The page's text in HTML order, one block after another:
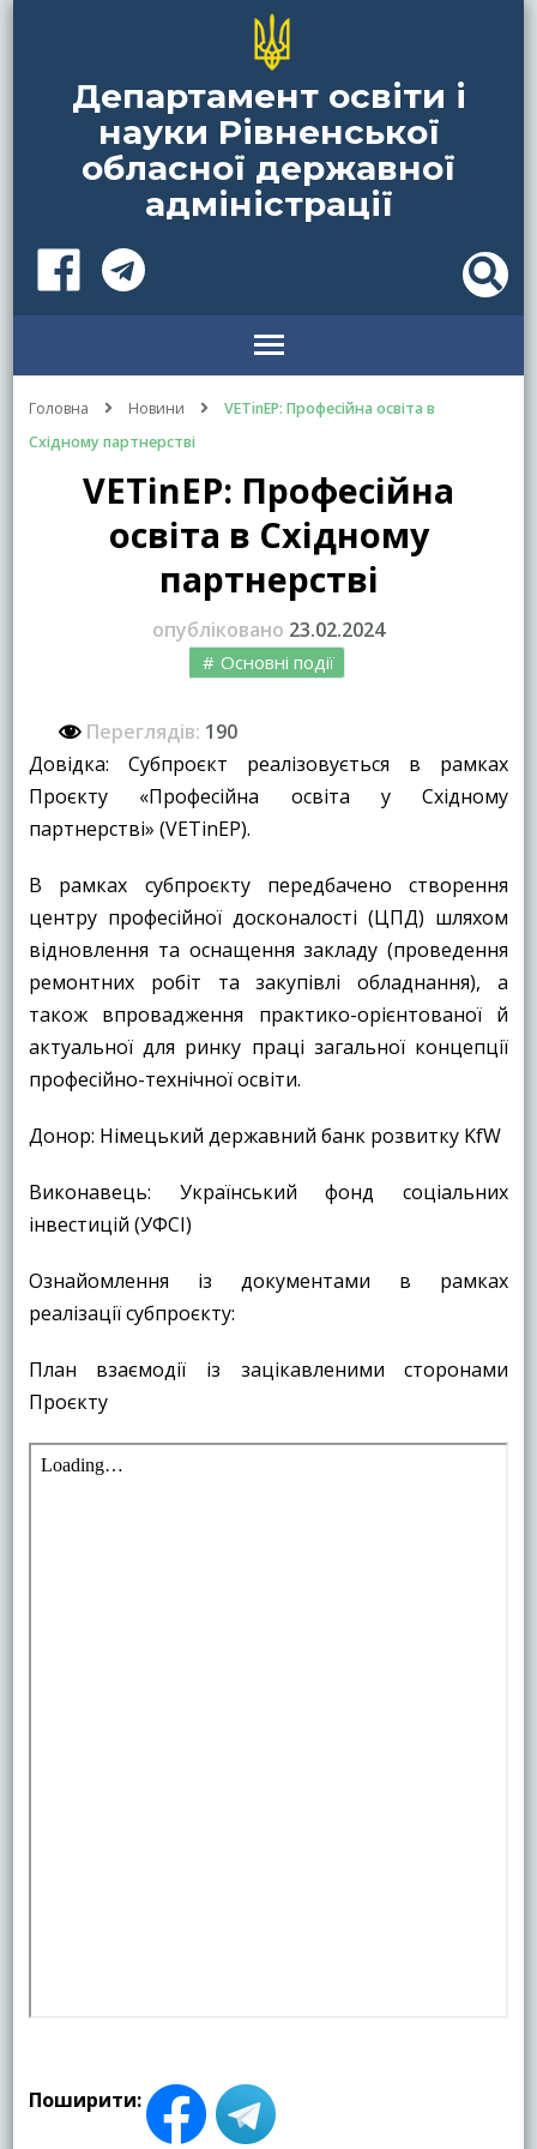
Департамент освіти і
науки Рівненської
обласної державної
адміністрації
Головна Новини
VETinEP: Професійна освіта в
Східному партнерстві
VETinEP: Професійна
освіта в Східному
партнерстві
опубліковано 23.02.2024
Основні події
Переглядів: 190
Довідка: Субпроєкт реалізовується в рамках
Проєкту «Професійна освіта у Східному
партнерстві» (VETinEP).
В рамках субпроєкту передбачено створення
центру професійної досконалості (ЦПД) шляхом
відновлення та оснащення закладу (проведення
ремонтних робіт та закупівлі обладнання), а
також впровадження практико-орієнтованої й
актуальної для ринку праці загальної концепції
професійно-технічної освіти.
Донор: Німецький державний банк розвитку KfW
Виконавець: Український фонд соціальних
інвестицій (УФСІ)
Ознайомлення із документами в рамках
реалізації субпроєкту:
План взаємодії із зацікавленими сторонами
Проєкту
Поширити: